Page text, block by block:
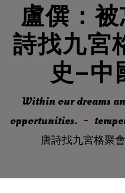
盧僎：
詩找九宮
史–中
Within our dreams
opportunities.
唐詩找九宮格聚